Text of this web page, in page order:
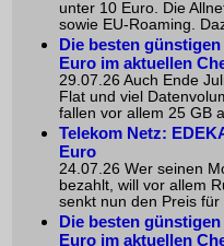
unter 10 Euro. Die
sowie EU-Roaming.
Die besten
Euro im aktuellen
29.07.26 Auch Ende
Flat und viel
fallen vor allem 25 GB
Telekom Netz:
Euro
24.07.26 Wer seinen
bezahlt, will vor allem
senkt nun den Preis
Die besten
Euro im aktuellen